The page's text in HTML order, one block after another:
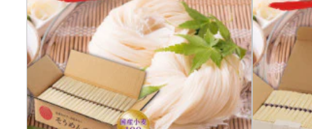
自治体直営サイト特集
はじめるバイブルとは